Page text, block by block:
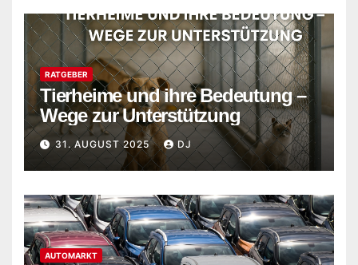
RATGEBER
Tierheime und ihre Bedeutung –
Wege zur Unterstützung
31. AUGUST 2025 DJ
AUTOMARKT